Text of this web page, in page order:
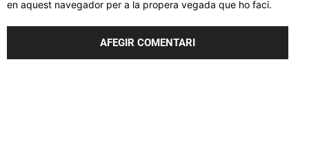
en aquest navegador per a la propera vegada que ho faci.